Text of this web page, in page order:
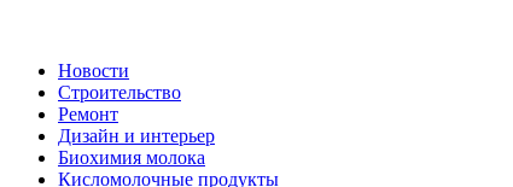
Новости
Строительство
Ремонт
Дизайн и интерьер
Биохимия молока
Кисломолочные продукты